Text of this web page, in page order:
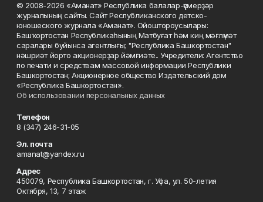
© 2008-2026 «Аманат» Республика балалар-үҫмерҙәр
журналының сайты. Сайт Республиканского детско-
юношеского журнала «Аманат». Ойоштороусылары:
Башҡортостан Республикаһының Матбуғат һәм киң мәғлүмәт
саралары буйынса агентлығы; "Республика Башкортостан"
нәшриәт йорто акционерҙар йәмғиәте.. Учредители: Агентство
по печати и средствам массовой информации Республики
Башкортостан; Акционерное общество Издательский дом
«Республика Башкортостан».
Об использовании персональных данных
Телефон
8 (347) 246-31-05
Эл. почта
amanat@yandex.ru
Адрес
450079, Республика Башкортостан, г. Уфа, ул. 50-летия
Октября, 13, 7 этаж